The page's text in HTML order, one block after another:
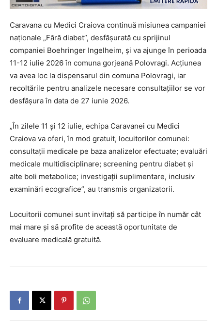
Caravana cu Medici Craiova continuă misiunea campaniei
naționale „Fără diabet”, desfășurată cu sprijinul
companiei Boehringer Ingelheim, și va ajunge în perioada
11-12 iulie 2026 în comuna gorjeană Polovragi. Acțiunea
va avea loc la dispensarul din comuna Polovragi, iar
recoltările pentru analizele necesare consultațiilor se vor
desfășura în data de 27 iunie 2026.
„În zilele 11 și 12 iulie, echipa Caravanei cu Medici
Craiova va oferi, în mod gratuit, locuitorilor comunei:
consultații medicale pe baza analizelor efectuate; evaluări
medicale multidisciplinare; screening pentru diabet și
alte boli metabolice; investigații suplimentare, inclusiv
examinări ecografice”, au transmis organizatorii.
Locuitorii comunei sunt invitați să participe în număr cât
mai mare și să profite de această oportunitate de
evaluare medicală gratuită.